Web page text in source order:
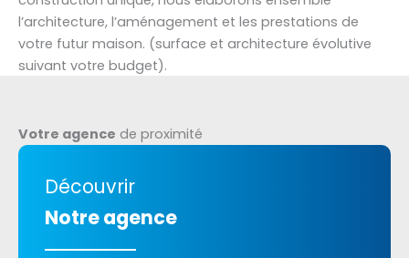
l’architecture, l’aménagement et les prestations de
votre futur maison. (surface et architecture évolutive
suivant votre budget).
Votre agence de proximité
Découvrir
Notre agence